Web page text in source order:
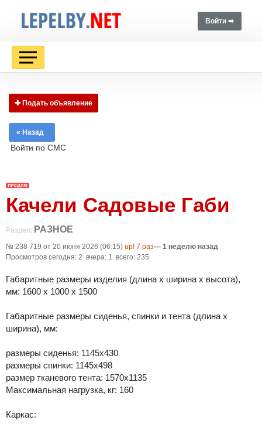
Войти ➠
✚ Подать объявление
« Назад
Войти по СМС
Качели Садовые Габи
Раздел: РАЗНОЕ
№ 238 719 от 20 июня 2026 (06:15) up! 7 раз— 1 неделю назад
Просмотров сегодня: 2 вчера: 1 всего: 235
Габаритные размеры изделия (длина х ширина х высота),
мм: 1600 х 1000 х 1500
Габаритные размеры сиденья, спинки и тента (длина х
ширина), мм:
размеры сиденья: 1145х430
размеры спинки: 1145х498
размер тканевого тента: 1570х1135
Максимальная нагрузка, кг: 160
Каркас: